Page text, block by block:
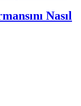
Nasıl